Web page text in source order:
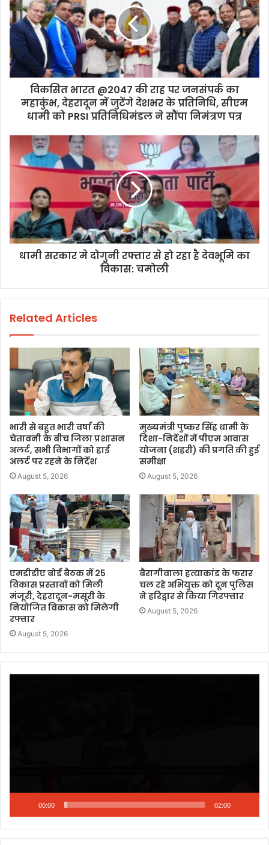
विकसित भारत @2047 की राह पर जनसंपर्क का
महाकुंभ, देहरादून में जुटेंगे देशभर के प्रतिनिधि, सीएम
धामी को PRSI प्रतिनिधिमंडल ने सौंपा निमंत्रण पत्र
धामी सरकार मे दोगुनी रफ्तार से हो रहा है देवभूमि का
विकास: चमोली
Related Articles
भारी से बहुत भारी वर्षा की
चेतावनी के बीच जिला प्रशासन
अलर्ट, सभी विभागों को हाई
अलर्ट पर रहने के निर्देश
August 5, 2026
मुख्यमंत्री पुष्कर सिंह धामी के
दिशा-निर्देशों में पीएम आवास
योजना (शहरी) की प्रगति की हुई
समीक्षा
August 5, 2026
एमडीडीए बोर्ड बैठक में 25
विकास प्रस्तावों को मिली
मंजूरी, देहरादून-मसूरी के
नियोजित विकास को मिलेगी
रफ्तार
August 5, 2026
बैरागीवाला हत्याकांड के फरार
चल रहे अभियुक्त को दून पुलिस
ने हरिद्वार से किया गिरफ्तार
August 5, 2026
00:00 02:00